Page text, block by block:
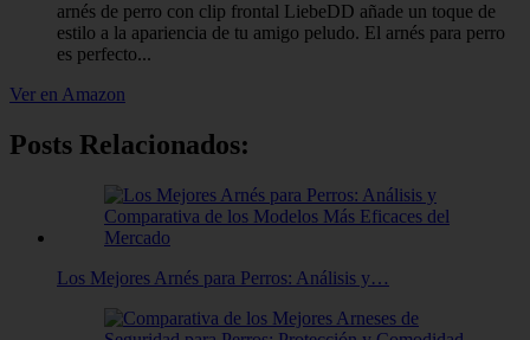
arnés de perro con clip frontal LiebeDD añade un toque de
estilo a la apariencia de tu amigo peludo. El arnés para perro
es perfecto...
Ver en Amazon
Posts Relacionados:
Los Mejores Arnés para Perros: Análisis y…